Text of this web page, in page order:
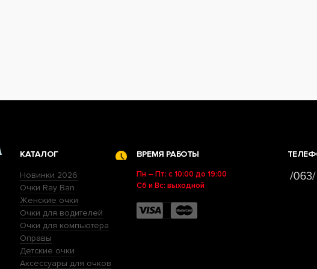
КАТАЛОГ
Новинки 2026
Очки Ray Ban
Женские очки
Очки для водителей
Очки для компьютера
Оправы
Детские очки
Аксессуары для очков
ВРЕМЯ РАБОТЫ
Пн – Пт: с 10:00 до 19:00
Сб и Вс: выходной